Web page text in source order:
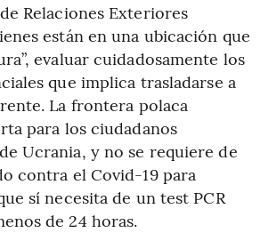
Relaciones Exteriores
están en una ubicación que
evaluar cuidadosamente los
que implica trasladarse a
La frontera polaca
para los ciudadanos
Ucrania, y no se requiere de
contra el Covid-19 para
sí necesita de un test PCR
de 24 horas.